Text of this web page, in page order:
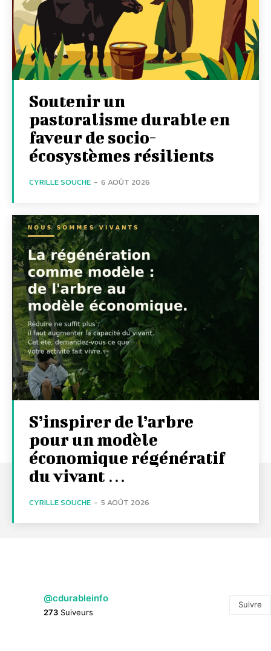
Soutenir un
pastoralisme durable en
faveur de socio-
écosystèmes résilients
CYRILLE SOUCHE - 6 AOÛT 2026
S’inspirer de l’arbre
pour un modèle
économique régénératif
du vivant …
CYRILLE SOUCHE - 5 AOÛT 2026
@cdurableinfo
273 Suiveurs
Suivre